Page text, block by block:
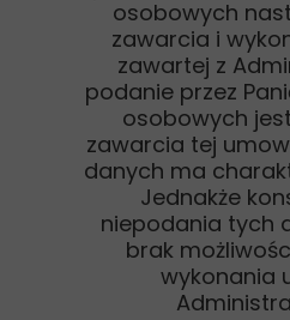
osobowych
zawarcia i
zawartej z
podanie przez
osobowych
zawarcia tej
danych ma
Jednakże
niepodania tych
brak
wykonania